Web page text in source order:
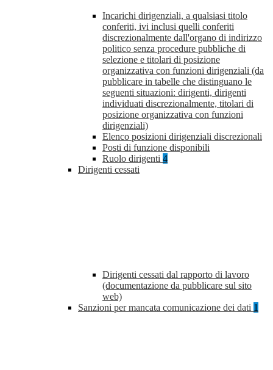
Incarichi dirigenziali, a qualsiasi titolo
conferiti, ivi inclusi quelli conferiti
discrezionalmente dall'organo di indirizzo
politico senza procedure pubbliche di
selezione e titolari di posizione
organizzativa con funzioni dirigenziali (da
pubblicare in tabelle che distinguano le
seguenti situazioni: dirigenti, dirigenti
individuati discrezionalmente, titolari di
posizione organizzativa con funzioni
dirigenziali)
Elenco posizioni dirigenziali discrezionali
Posti di funzione disponibili
Ruolo dirigenti 4
Dirigenti cessati
Dirigenti cessati dal rapporto di lavoro
(documentazione da pubblicare sul sito
web)
Sanzioni per mancata comunicazione dei dati 1